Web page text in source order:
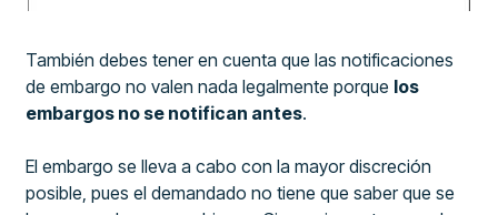
También debes tener en cuenta que las notificaciones
de embargo no valen nada legalmente porque los
embargos no se notifican antes.
El embargo se lleva a cabo con la mayor discreción
posible, pues el demandado no tiene que saber que se